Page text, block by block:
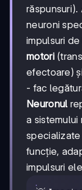
neuroni
impulsuri
motori
efectoare)
- fac
Neuronul
a
specializate
funcție,
impulsuri